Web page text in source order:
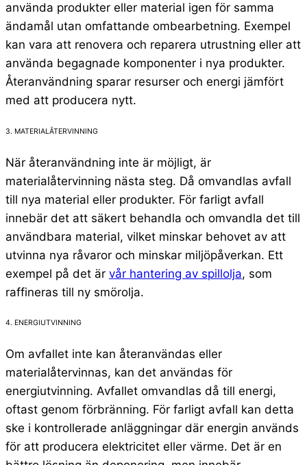
använda produkter eller material igen för samma
ändamål utan omfattande ombearbetning. Exempel
kan vara att renovera och reparera utrustning eller att
använda begagnade komponenter i nya produkter.
Återanvändning sparar resurser och energi jämfört
med att producera nytt.
3. MATERIALÅTERVINNING
När återanvändning inte är möjligt, är
materialåtervinning nästa steg. Då omvandlas avfall
till nya material eller produkter. För farligt avfall
innebär det att säkert behandla och omvandla det till
användbara material, vilket minskar behovet av att
utvinna nya råvaror och minskar miljöpåverkan. Ett
exempel på det är vår hantering av spillolja, som
raffineras till ny smörolja.
4. ENERGIUTVINNING
Om avfallet inte kan återanvändas eller
materialåtervinnas, kan det användas för
energiutvinning. Avfallet omvandlas då till energi,
oftast genom förbränning. För farligt avfall kan detta
ske i kontrollerade anläggningar där energin används
för att producera elektricitet eller värme. Det är en